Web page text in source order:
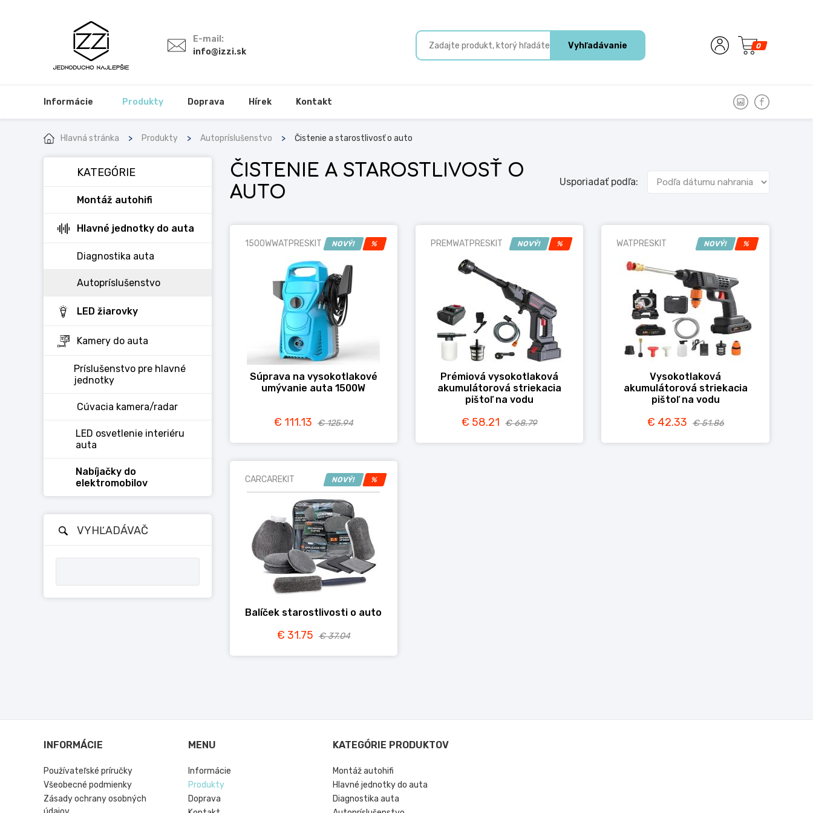
E-mail:
info@izzi.sk
Vyhľadávanie 0
Informácie Produkty Doprava Hírek Kontakt
Hlavná stránka Produkty Autopríslušenstvo Čistenie a starostlivosť o auto
KATEGÓRIE
Montáž autohifi
Hlavné jednotky do auta
Diagnostika auta
Autopríslušenstvo
LED žiarovky
Kamery do auta
Príslušenstvo pre hlavné
jednotky
Cúvacia kamera/radar
LED osvetlenie interiéru
auta
Nabíjačky do
elektromobilov
VYHĽADÁVAČ
ČISTENIE A STAROSTLIVOSŤ O
AUTO
Usporiadať podľa:
NOVÝ! %
1500WWATPRESKIT
Súprava na vysokotlakové
umývanie auta 1500W
€ 111.13 € 125.94
NOVÝ! %
PREMWATPRESKIT
Prémiová vysokotlaková
akumulátorová striekacia
pištoľ na vodu
€ 58.21 € 68.79
NOVÝ! %
WATPRESKIT
Vysokotlaková
akumulátorová striekacia
pištoľ na vodu
€ 42.33 € 51.86
NOVÝ! %
CARCAREKIT
Balíček starostlivosti o auto
€ 31.75 € 37.04
INFORMÁCIE
Používateľské príručky
Všeobecné podmienky
Zásady ochrany osobných
MENU
Informácie
Produkty
Doprava
KATEGÓRIE PRODUKTOV
Montáž autohifi
Hlavné jednotky do auta
Diagnostika auta